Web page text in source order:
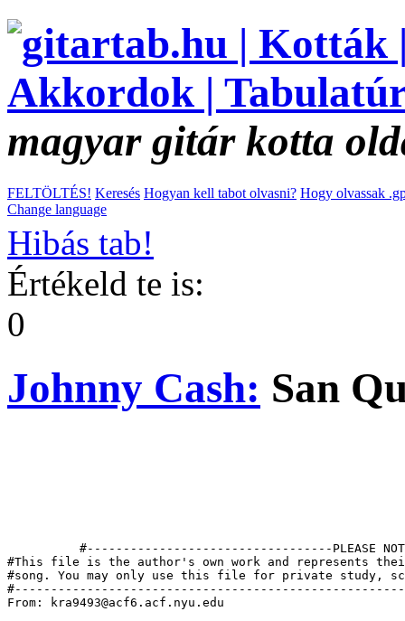
magyar gitár kotta
FELTÖLTÉS! Keresés Hogyan kell tabot olvasni? Hogy olvassak
Change language
Hibás tab!
Értékeld te is:
0
Johnny Cash: San
#----------------------------------PLEASE
#This file is the author's own work and represents
#song. You may only use this file for private study,
From: kra9493@acf6.acf.nyu.edu